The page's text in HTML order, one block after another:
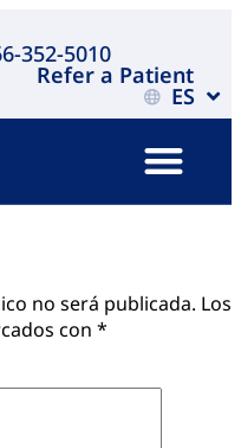
352-5010
Refer a Patient
ES
no será publicada. Los
con *